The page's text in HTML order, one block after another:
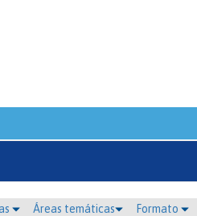
Áreas temáticas Formato